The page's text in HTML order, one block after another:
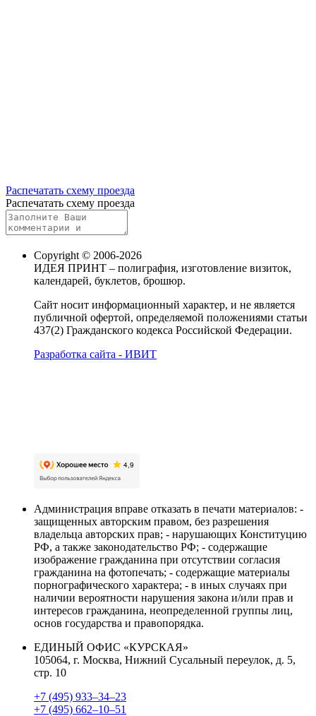
Распечатать схему проезда
Распечатать схему проезда
Copyright © 2006-2026
ИДЕЯ ПРИНТ – полиграфия, изготовление визиток,
календарей, буклетов, брошюр.
Сайт носит информационный характер, и не является
публичной офертой, определяемой положениями статьи
437(2) Гражданского кодекса Российской Федерации.
Разработка сайта - ИВИТ
Администрация вправе отказать в печати материалов: -
защищенных авторским правом, без разрешения
владельца авторских прав; - нарушающих Конституцию
РФ, а также законодательство РФ; - содержащие
изображение гражданина при отсутствии согласия
гражданина на фотопечать; - содержащие материалы
порнографического характера; - в иных случаях при
наличии вероятности нарушения закона и/или прав и
интересов гражданина, неопределенной группы лиц,
основ государства и правопорядка.
ЕДИНЫЙ ОФИС «КУРСКАЯ»
105064, г. Москва, Нижний Сусальный переулок, д. 5,
стр. 10
+7 (495) 933–34–23
+7 (495) 662–10–51